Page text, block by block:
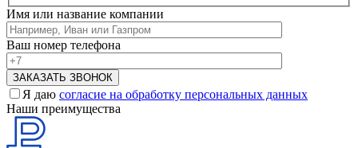
Имя или название компании
Ваш номер телефона
Я даю согласие на обработку персональных данных
Наши преимущества